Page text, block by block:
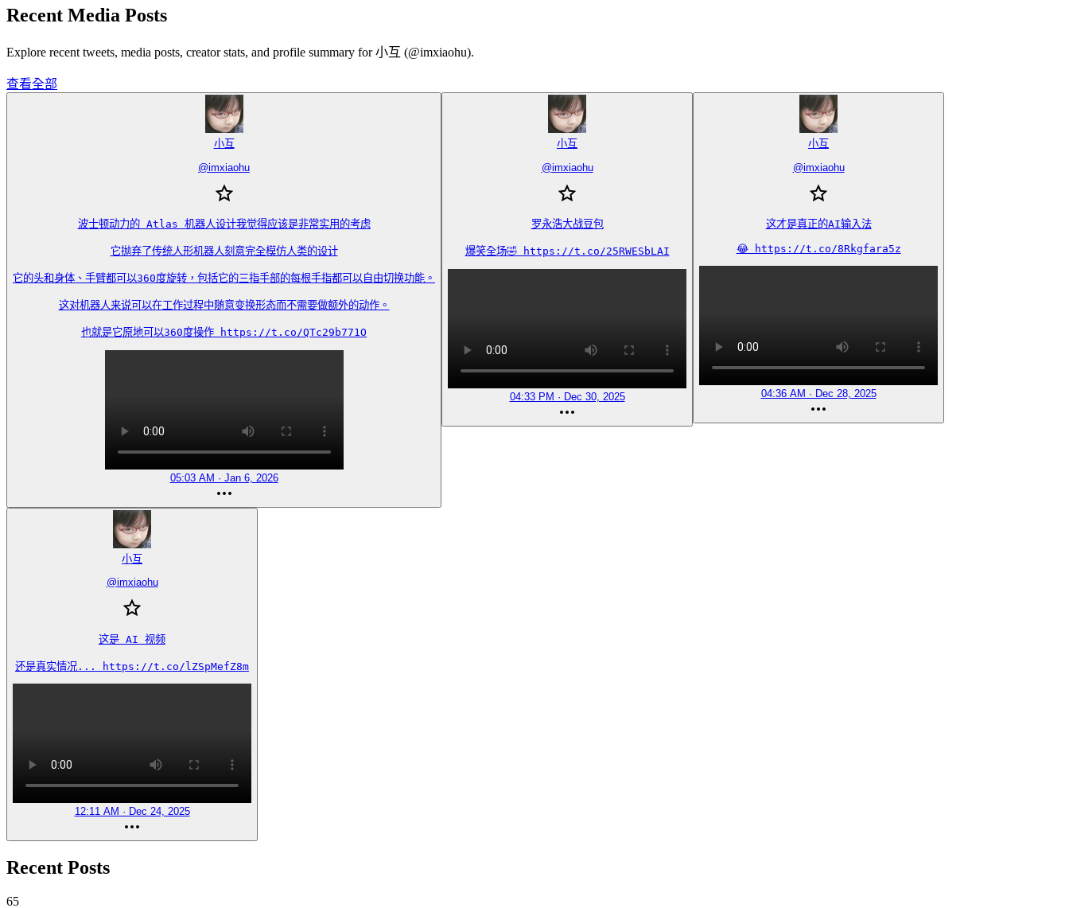
Recent Media Posts
Explore recent tweets, media posts, creator stats, and profile summary for 小互 (@imxiaohu).
查看全部
小互
@imxiaohu
波士顿动力的 Atlas 机器人设计我觉得应该是非常实用的考虑
它抛弃了传统人形机器人刻意完全模仿人类的设计
它的头和身体、手臂都可以360度旋转，包括它的三指手部的每根手指都可以自由切换功能。
这对机器人来说可以在工作过程中随意变换形态而不需要做额外的动作。
也就是它原地可以360度操作 https://t.co/QTc29b771O
05:03 AM · Jan 6, 2026
小互
@imxiaohu
罗永浩大战豆包
爆笑全场🤣 https://t.co/25RWESbLAI
04:33 PM · Dec 30, 2025
小互
@imxiaohu
这才是真正的AI输入法
😂 https://t.co/8Rkgfara5z
04:36 AM · Dec 28, 2025
小互
@imxiaohu
这是 AI 视频
还是真实情况... https://t.co/lZSpMefZ8m
12:11 AM · Dec 24, 2025
Recent Posts
65